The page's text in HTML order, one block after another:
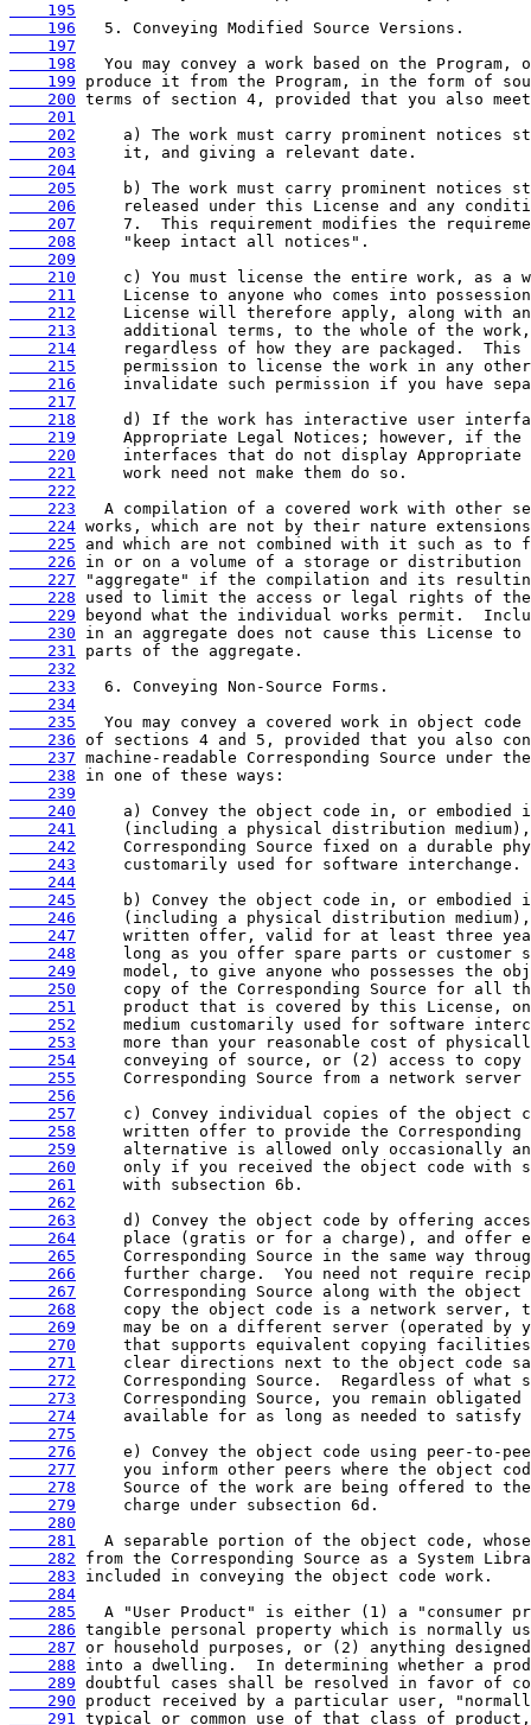
    195
    196
    197
    198
    199
    200
    201
    202
    203
    204
    205
    206
    207
    208
    209
    210
    211
    212
    213
    214
    215
    216
    217
    218
    219
    220
    221
    222
    223
    224
    225
    226
    227
    228
    229
    230
    231
    232
    233
    234
    235
    236
    237
    238
    239
    240
    241
    242
    243
    244
    245
    246
    247
    248
    249
    250
    251
    252
    253
    254
    255
    256
    257
    258
    259
    260
    261
    262
    263
    264
    265
    266
    267
    268
    269
    270
    271
    272
    273
    274
    275
    276
    277
    278
    279
    280
    281
    282
    283
    284
    285
    286
    287
    288
    289
    290
    291